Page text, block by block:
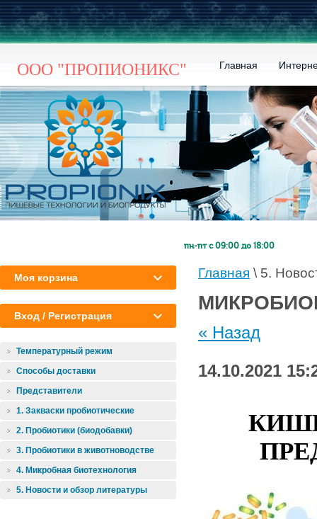
ООО "ПРОПИОНИКС" Главная
пн-пт с 09:00 до 18:00
Главная \ 5.
« Назад
14.10.2021
Моя корзина
Вход / Регистрация
Температурный режим
Способы доставки
Представители
1. Закваски пробиотические
2. Пробиотики (биодобавки)
3. Пробиотики в животноводстве
4. Микробная биотехнология
5. Новости и обзор литературы